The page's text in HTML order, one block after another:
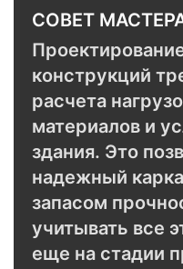
СОВЕТ
конструкций
расчета
материалов и
здания. Это
надежный
запасом
учитывать все
еще на стадии